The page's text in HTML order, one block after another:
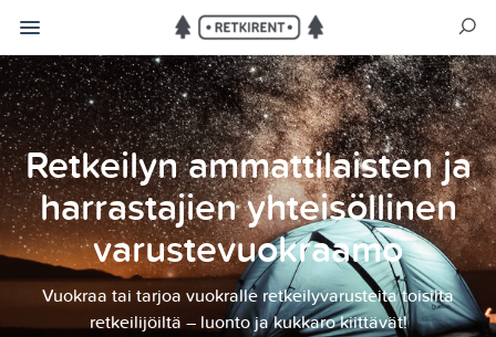
Retkeilyn ammattilaisten ja
harrastajien yhteisöllinen
varustevuokraamo
Vuokraa tai tarjoa vuokralle retkeilyvarusteita toisilta
retkeilijöiltä – luonto ja kukkaro kiittävät!